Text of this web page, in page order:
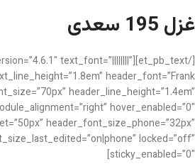
غزل 195 سعدی
text_font=”||||||||”
header_font=”Frank
header_line_height=”1.4em”
hover_enabled=”0″
header_font_size_phone=”32px”
locked=”off”
sticky_enabled=”0″]